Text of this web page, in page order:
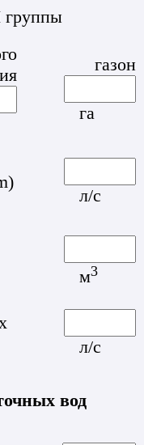
группы
газон
га
л/с
м3
л/с
вод